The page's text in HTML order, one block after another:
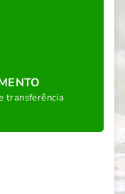
transferência